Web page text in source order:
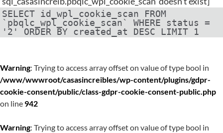
SELECT id_wpl_cookie_scan FROM
`pbqlc_wpl_cookie_scan` WHERE status =
'2' ORDER BY created_at DESC LIMIT 1
Warning: Trying to access array offset on value of type bool in
/www/wwwroot/casasincreibles/wp-content/plugins/gdpr-
cookie-consent/public/class-gdpr-cookie-consent-public.php
on line 942
Warning: Trying to access array offset on value of type bool in